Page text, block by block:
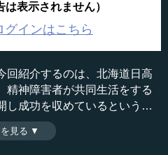
は表示されません）
インはこちら
回紹介するのは、北海道日高
精神障害者が共同生活をする
し成功を収めているという珍
紹介する本も数多く出てお
は語る。果たして「べてるの
見る ▼